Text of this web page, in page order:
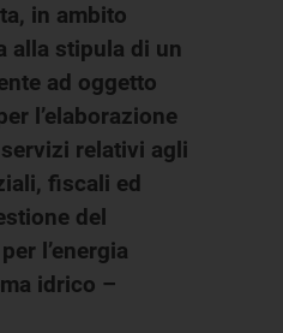
in ambito
alla stipula di un
ad oggetto
l’elaborazione
relativi agli
fiscali ed
del
l’energia
idrico –